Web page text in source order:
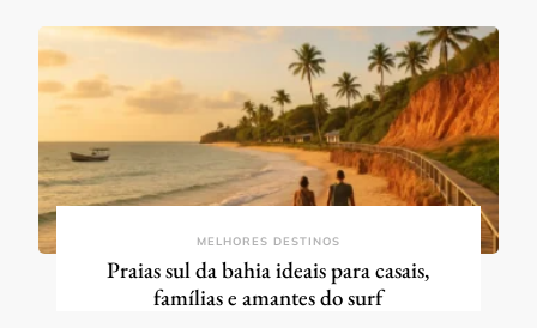
MELHORES DESTINOS
Praias sul da bahia ideais para casais,
famílias e amantes do surf